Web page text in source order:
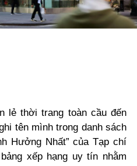
lẻ thời trang toàn cầu đến
tên mình trong danh sách
Hưởng Nhất” của Tạp chí
xếp hạng uy tín nhằm